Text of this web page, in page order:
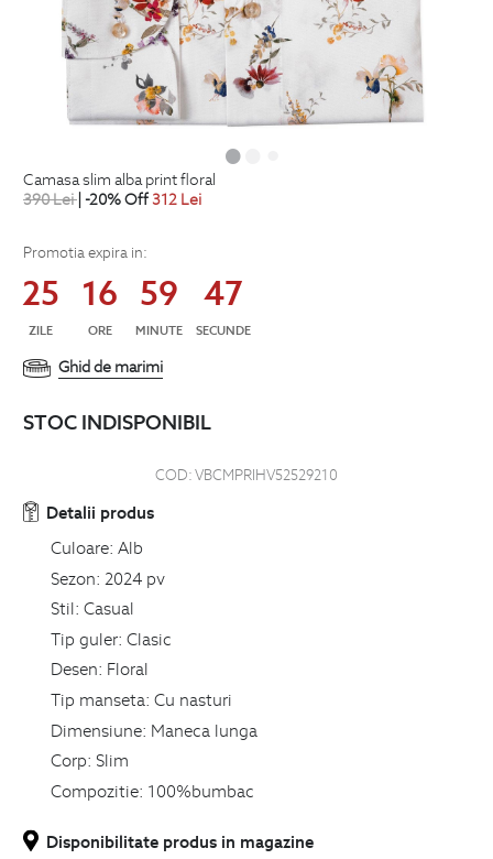
camasa slim alba print floral
390Lei| -20% Off312 Lei
Promotia expira in:
25
ZILE
16
ORE
59
MINUTE
46
SECUNDE
Ghid de marimi
STOC INDISPONIBIL
COD:VBCMPRIHV52529210
Detalii produs
Culoare: Alb
Sezon: 2024 pv
Stil: Casual
Tip guler: Clasic
Desen: Floral
Tip manseta: Cu nasturi
Dimensiune: Maneca lunga
Corp: Slim
Compozitie: 100%bumbac
Disponibilitate produs in magazine